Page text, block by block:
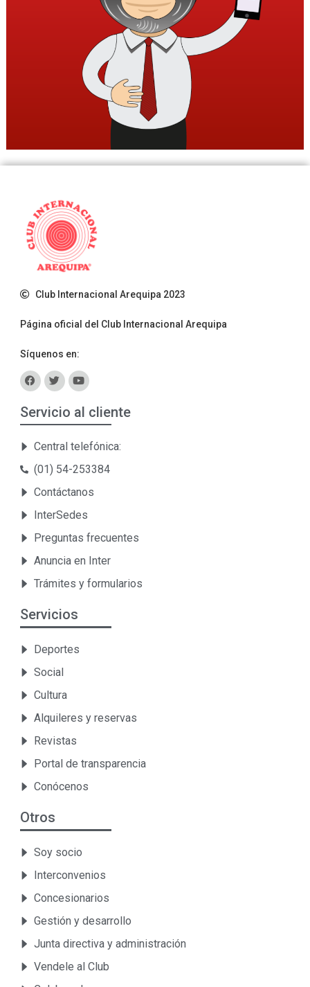
Club Internacional Arequipa 2023
Página oficial del Club Internacional Arequipa
Síquenos en:
Servicio al cliente
Central telefónica:
(01) 54-253384
Contáctanos
InterSedes
Preguntas frecuentes
Anuncia en Inter
Trámites y formularios
Servicios
Deportes
Social
Cultura
Alquileres y reservas
Revistas
Portal de transparencia
Conócenos
Otros
Soy socio
Interconvenios
Concesionarios
Gestión y desarrollo
Junta directiva y administración
Vendele al Club